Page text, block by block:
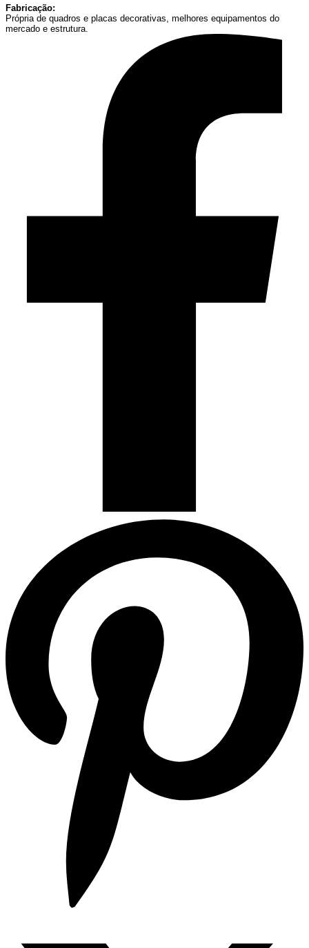
Fabricação:
Própria de quadros e placas decorativas, melhores equipamentos do
mercado e estrutura.